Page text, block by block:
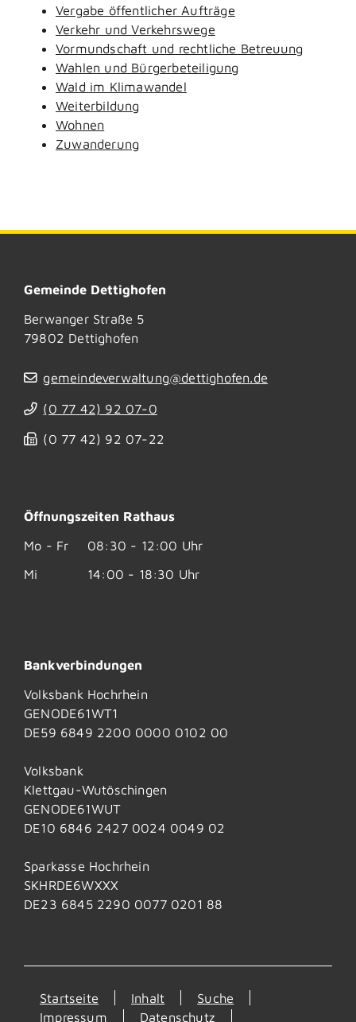
Vergabe öffentlicher Aufträge
Verkehr und Verkehrswege
Vormundschaft und rechtliche Betreuung
Wahlen und Bürgerbeteiligung
Wald im Klimawandel
Weiterbildung
Wohnen
Zuwanderung
Gemeinde Dettighofen
Berwanger Straße 5
79802 Dettighofen
gemeindeverwaltung@dettighofen.de
(0 77 42) 92 07-0
(0 77 42) 92 07-22
Öffnungszeiten Rathaus
Mo - Fr
08:30 - 12:00 Uhr
Mi
14:00 - 18:30 Uhr
Bankverbindungen
Volksbank Hochrhein
GENODE61WT1
DE59 6849 2200 0000 0102 00
Volksbank
Klettgau-Wutöschingen
GENODE61WUT
DE10 6846 2427 0024 0049 02
Sparkasse Hochrhein
SKHRDE6WXXX
DE23 6845 2290 0077 0201 88
Startseite Inhalt
Suche
Impressum
Datenschutz